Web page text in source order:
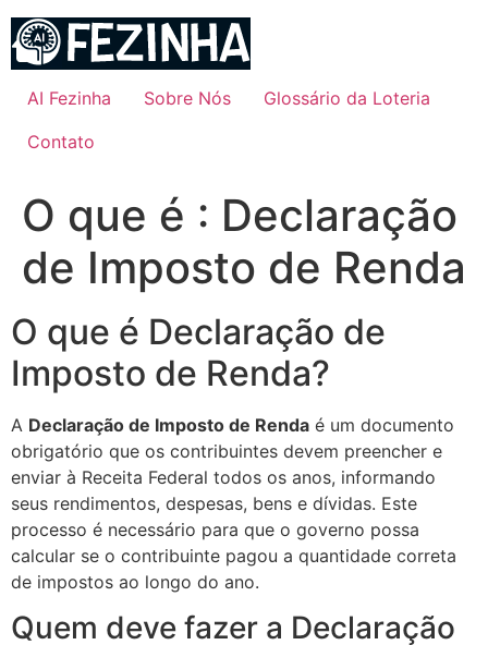
para
conteúdo
AI Fezinha Sobre Nós
Glossário da Loteria
Contato
O que é : Declaração
de Imposto de Renda
O que é Declaração de
Imposto de Renda?
A Declaração de Imposto de Renda é um documento
obrigatório que os contribuintes devem preencher e
enviar à Receita Federal todos os anos, informando
seus rendimentos, despesas, bens e dívidas. Este
processo é necessário para que o governo possa
calcular se o contribuinte pagou a quantidade correta
de impostos ao longo do ano.
Quem deve fazer a Declaração